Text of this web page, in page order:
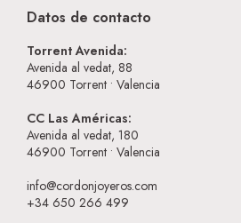
Datos de contacto
Torrent Avenida:
Avenida al vedat, 88
46900 Torrent • Valencia
CC Las Américas:
Avenida al vedat, 180
46900 Torrent • Valencia
info@cordonjoyeros.com
+34 650 266 499